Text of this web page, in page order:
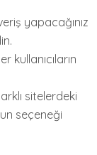
yapacağınız
kullanıcıların
sitelerdeki
seçeneği